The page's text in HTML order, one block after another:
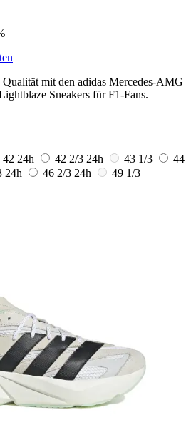
mit den adidas Mercedes-AMG
Sneakers für F1-Fans.
42 24h 42 2/3 24h 43 1/3
44
24h 46 2/3 24h
49 1/3